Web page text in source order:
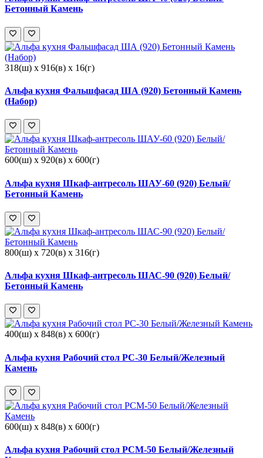
Бетонный Камень
318(ш) x 916(в) x 16(г)
Альфа кухня Фальшфасад ША (920) Бетонный Камень
(Набор)
600(ш) x 920(в) x 600(г)
Альфа кухня Шкаф-антресоль ШАУ-60 (920) Белый/
Бетонный Камень
800(ш) x 720(в) x 316(г)
Альфа кухня Шкаф-антресоль ШАС-90 (920) Белый/
Бетонный Камень
400(ш) x 848(в) x 600(г)
Альфа кухня Рабочий стол РС-30 Белый/Железный
Камень
600(ш) x 848(в) x 600(г)
Альфа кухня Рабочий стол РСМ-50 Белый/Железный